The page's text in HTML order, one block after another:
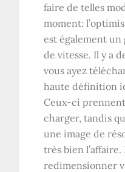
faire de telles
moment:
est également
de vitesse. Il y a
vous ayez
haute définition
Ceux-ci
charger, tandis
une image de
très bien
redimensionner